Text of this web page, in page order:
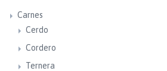
Carnes
Cerdo
Cordero
Ternera